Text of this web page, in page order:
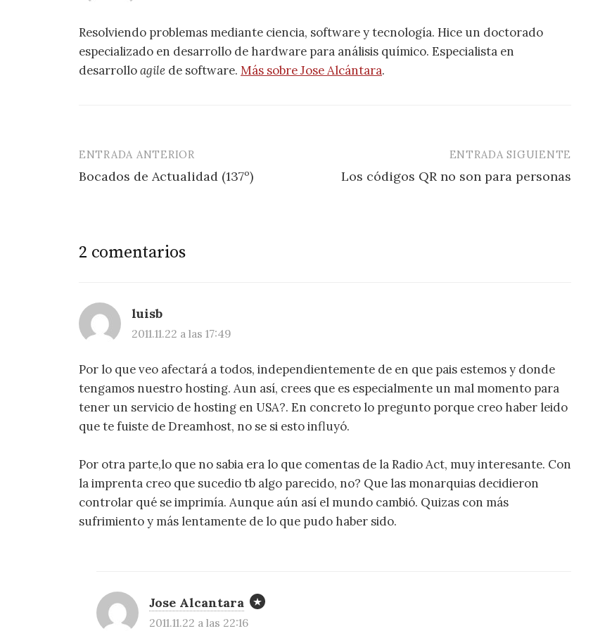
Resolviendo problemas mediante ciencia, software y tecnología. Hice un doctorado
especializado en desarrollo de hardware para análisis químico. Especialista en
desarrolloagile de software. Más sobre Jose Alcántara.
Navegación
de
ENTRADA ANTERIOR
Bocados de Actualidad (137º)
ENTRADA SIGUIENTE
Los códigos QR no son para personas
2 comentarios
luisb
2011.11.22 a las 17:49
Por lo que veo afectará a todos, independientemente de en que pais estemos y donde
tengamos nuestro hosting. Aun así, crees que es especialmente un mal momento para
tener un servicio de hosting en USA?. En concreto lo pregunto porque creo haber leido
que te fuiste de Dreamhost, no se si esto influyó.
Por otra parte,lo que no sabia era lo que comentas de la Radio Act, muy interesante. Con
la imprenta creo que sucedio tb algo parecido, no? Que las monarquias decidieron
controlar qué se imprimía. Aunque aún así el mundo cambió. Quizas con más
sufrimiento y más lentamente de lo que pudo haber sido.
Jose Alcantara
2011.11.22 a las 22:16